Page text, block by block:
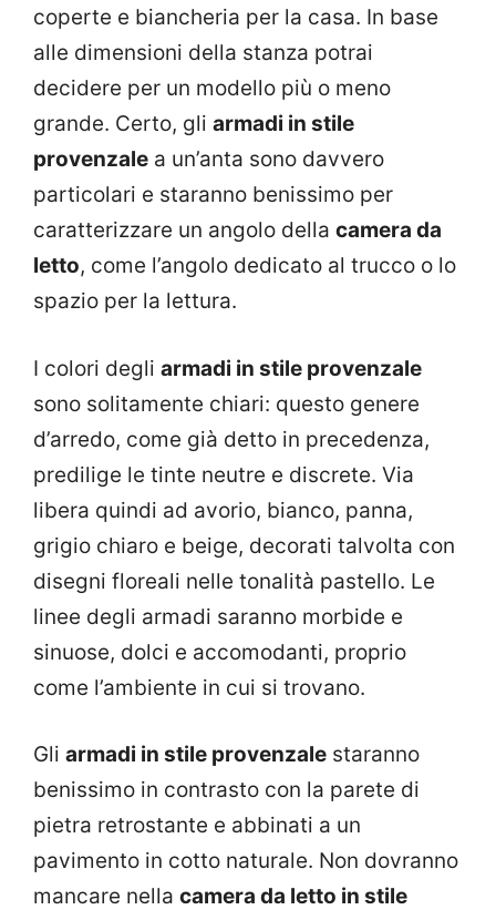
coperte e biancheria per la casa. In base
alle dimensioni della stanza potrai
decidere per un modello più o meno
grande. Certo, gli armadi in stile
provenzale a un’anta sono davvero
particolari e staranno benissimo per
caratterizzare un angolo della camera da
letto, come l’angolo dedicato al trucco o lo
spazio per la lettura.
I colori degli armadi in stile provenzale
sono solitamente chiari: questo genere
d’arredo, come già detto in precedenza,
predilige le tinte neutre e discrete. Via
libera quindi ad avorio, bianco, panna,
grigio chiaro e beige, decorati talvolta con
disegni floreali nelle tonalità pastello. Le
linee degli armadi saranno morbide e
sinuose, dolci e accomodanti, proprio
come l’ambiente in cui si trovano.
Gli armadi in stile provenzale staranno
benissimo in contrasto con la parete di
pietra retrostante e abbinati a un
pavimento in cotto naturale. Non dovranno
mancare nella camera da letto in stile